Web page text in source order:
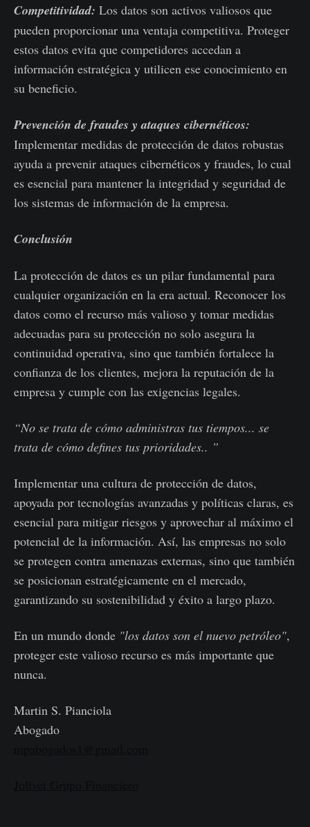
Competitividad: Los datos son activos valiosos que
pueden proporcionar una ventaja competitiva. Proteger
estos datos evita que competidores accedan a
información estratégica y utilicen ese conocimiento en
su beneficio.
Prevención de fraudes y ataques cibernéticos:
Implementar medidas de protección de datos robustas
ayuda a prevenir ataques cibernéticos y fraudes, lo cual
es esencial para mantener la integridad y seguridad de
los sistemas de información de la empresa.
Conclusión
La protección de datos es un pilar fundamental para
cualquier organización en la era actual. Reconocer los
datos como el recurso más valioso y tomar medidas
adecuadas para su protección no solo asegura la
continuidad operativa, sino que también fortalece la
confianza de los clientes, mejora la reputación de la
empresa y cumple con las exigencias legales.
“No se trata de cómo administras tus tiempos... se
trata de cómo defines tus prioridades.. ”
Implementar una cultura de protección de datos,
apoyada por tecnologías avanzadas y políticas claras, es
esencial para mitigar riesgos y aprovechar al máximo el
potencial de la información. Así, las empresas no solo
se protegen contra amenazas externas, sino que también
se posicionan estratégicamente en el mercado,
garantizando su sostenibilidad y éxito a largo plazo.
En un mundo donde "los datos son el nuevo petróleo",
proteger este valioso recurso es más importante que
nunca.
Martin S. Pianciola
Abogado